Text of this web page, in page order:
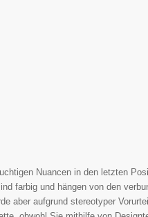
Nuancen in den letzten
farbig und hängen von den
aber aufgrund stereotyper